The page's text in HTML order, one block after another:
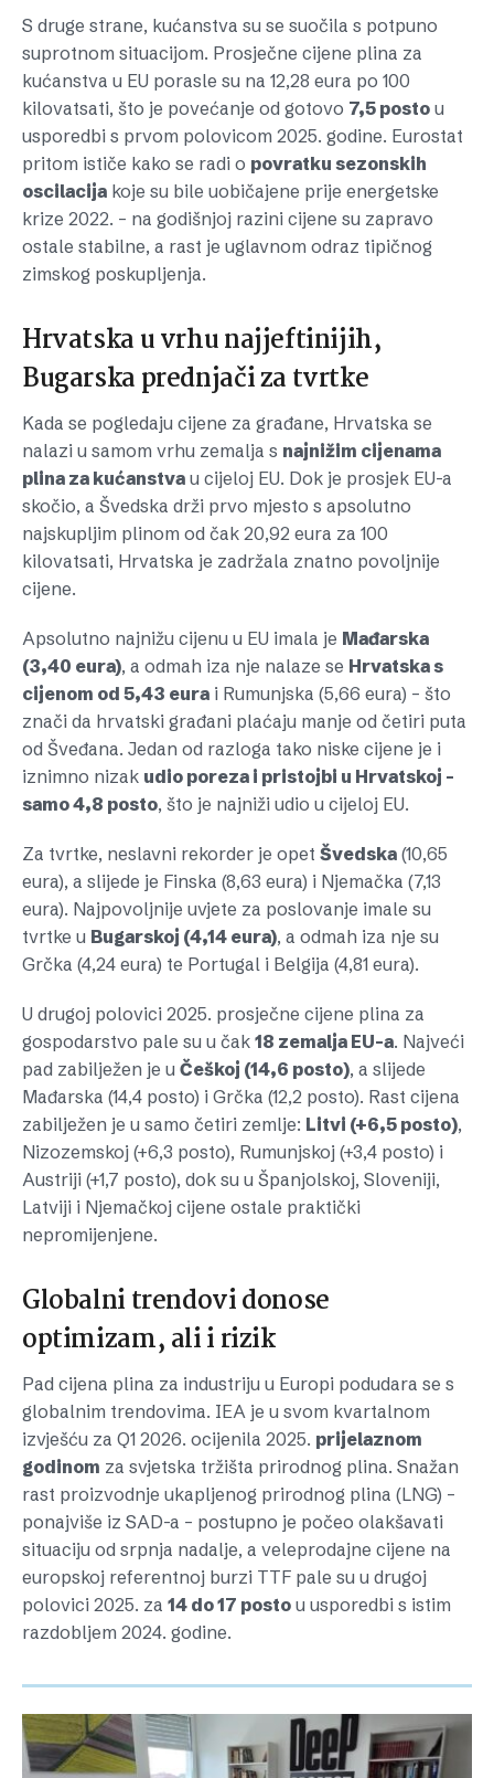
S druge strane, kućanstva su se suočila s potpuno
suprotnom situacijom. Prosječne cijene plina za
kućanstva u EU porasle su na 12,28 eura po 100
kilovatsati, što je povećanje od gotovo 7,5 posto u
usporedbi s prvom polovicom 2025. godine. Eurostat
pritom ističe kako se radi o povratku sezonskih
oscilacija koje su bile uobičajene prije energetske
krize 2022. – na godišnjoj razini cijene su zapravo
ostale stabilne, a rast je uglavnom odraz tipičnog
zimskog poskupljenja.
Hrvatska u vrhu najjeftinijih,
Bugarska prednjači za tvrtke
Kada se pogledaju cijene za građane, Hrvatska se
nalazi u samom vrhu zemalja s najnižim cijenama
plina za kućanstva u cijeloj EU. Dok je prosjek EU-a
skočio, a Švedska drži prvo mjesto s apsolutno
najskupljim plinom od čak 20,92 eura za 100
kilovatsati, Hrvatska je zadržala znatno povoljnije
cijene.
Apsolutno najnižu cijenu u EU imala je Mađarska
(3,40 eura), a odmah iza nje nalaze se Hrvatska s
cijenom od 5,43 eura i Rumunjska (5,66 eura) – što
znači da hrvatski građani plaćaju manje od četiri puta
od Šveđana. Jedan od razloga tako niske cijene je i
iznimno nizak udio poreza i pristojbi u Hrvatskoj –
samo 4,8 posto, što je najniži udio u cijeloj EU.
Za tvrtke, neslavni rekorder je opet Švedska (10,65
eura), a slijede je Finska (8,63 eura) i Njemačka (7,13
eura). Najpovoljnije uvjete za poslovanje imale su
tvrtke u Bugarskoj (4,14 eura), a odmah iza nje su
Grčka (4,24 eura) te Portugal i Belgija (4,81 eura).
U drugoj polovici 2025. prosječne cijene plina za
gospodarstvo pale su u čak 18 zemalja EU-a. Najveći
pad zabilježen je u Češkoj (14,6 posto), a slijede
Mađarska (14,4 posto) i Grčka (12,2 posto). Rast cijena
zabilježen je u samo četiri zemlje: Litvi (+6,5 posto),
Nizozemskoj (+6,3 posto), Rumunjskoj (+3,4 posto) i
Austriji (+1,7 posto), dok su u Španjolskoj, Sloveniji,
Latviji i Njemačkoj cijene ostale praktički
nepromijenjene.
Globalni trendovi donose
optimizam, ali i rizik
Pad cijena plina za industriju u Europi podudara se s
globalnim trendovima. IEA je u svom kvartalnom
izvješću za Q1 2026. ocijenila 2025. prijelaznom
godinom za svjetska tržišta prirodnog plina. Snažan
rast proizvodnje ukapljenog prirodnog plina (LNG) –
ponajviše iz SAD-a – postupno je počeo olakšavati
situaciju od srpnja nadalje, a veleprodajne cijene na
europskoj referentnoj burzi TTF pale su u drugoj
polovici 2025. za 14 do 17 posto u usporedbi s istim
razdobljem 2024. godine.